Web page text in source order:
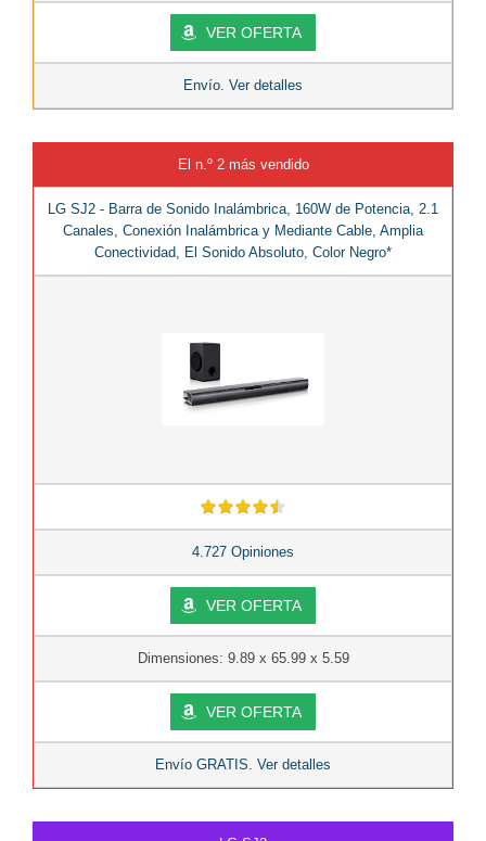
VER OFERTA
Envío. Ver detalles
El n.º 2 más vendido
LG SJ2 - Barra de Sonido Inalámbrica, 160W de Potencia, 2.1
Canales, Conexión Inalámbrica y Mediante Cable, Amplia
Conectividad, El Sonido Absoluto, Color Negro*
4.727 Opiniones
VER OFERTA
Dimensiones: 9.89 x 65.99 x 5.59
VER OFERTA
Envío GRATIS. Ver detalles